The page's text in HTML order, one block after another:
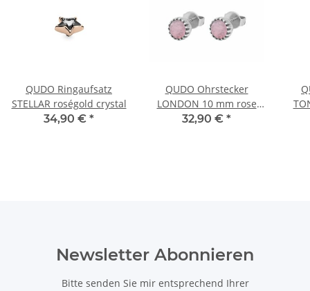
QUDO Ringaufsatz
STELLAR roségold crystal
34,90 € *
QUDO Ohrstecker
LONDON 10 mm rose
water opal Edelstahl
32,90 € *
Newsletter Abonnieren
Bitte senden Sie mir entsprechend Ihrer